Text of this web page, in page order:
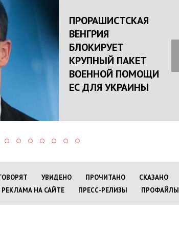
ПРОРАШИСТСКАЯ
ВЕНГРИЯ
БЛОКИРУЕТ
КРУПНЫЙ ПАКЕТ
ВОЕННОЙ ПОМОЩИ
ЕС ДЛЯ УКРАИНЫ
УВИДЕНО ПРОЧИТАНО СКАЗАНО
РЕКЛАМА НА САЙТЕ
ПРЕСС-РЕЛИЗЫ ПРОФАЙЛЫ